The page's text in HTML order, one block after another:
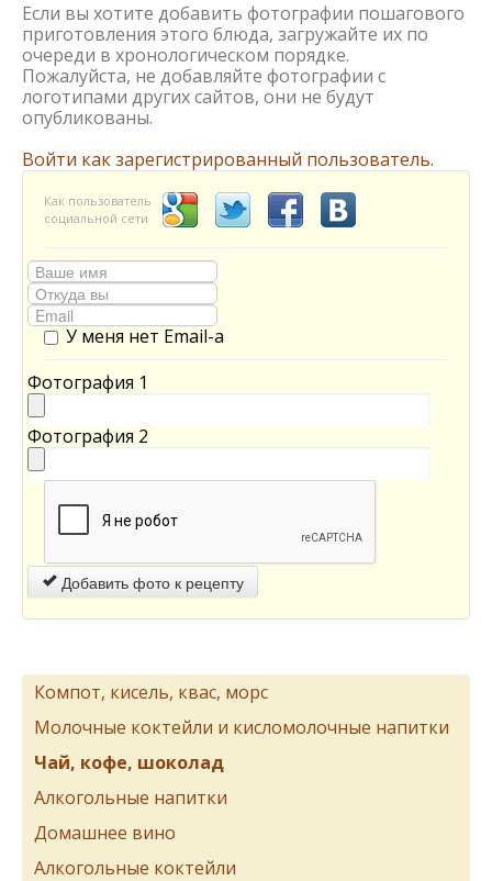
Если вы хотите добавить фотографии пошагового
приготовления этого блюда, загружайте их по
очереди в хронологическом порядке.
Пожалуйста, не добавляйте фотографии с
логотипами других сайтов, они не будут
опубликованы.
Войти как зарегистрированный пользователь.
Как пользователь
социальной сети
У меня нет Email-а
Фотография 1
Фотография 2
Добавить фото к рецепту
Компот, кисель, квас, морс
Молочные коктейли и кисломолочные напитки
Чай, кофе, шоколад
Алкогольные напитки
Домашнее вино
Алкогольные коктейли